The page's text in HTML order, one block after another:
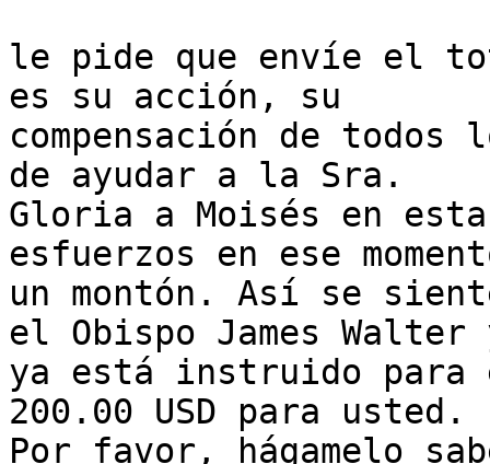
le pide que envíe el
es su acción, su
compensación de
de ayudar a la Sra.
Gloria a Moisés en
esfuerzos en ese
un montón. Así se
el Obispo James Walter
ya está instruido para
200.00 USD para usted.
Por favor, hágamelo